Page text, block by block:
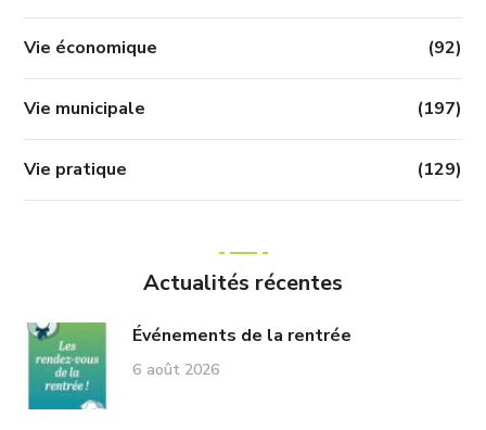
Vie économique (92)
Vie municipale (197)
Vie pratique (129)
Actualités récentes
Événements de la rentrée
6 août 2026